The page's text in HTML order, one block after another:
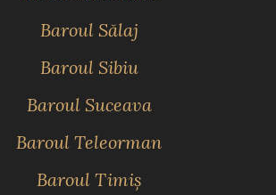
Baroul Sălaj
Baroul Sibiu
Baroul Suceava
Baroul Teleorman
Baroul Timiş